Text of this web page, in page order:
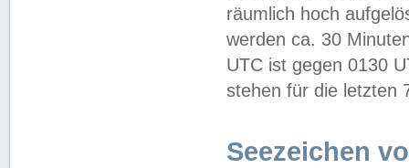
räumlich hoch
werden ca. 30
UTC ist gegen 0130
stehen für die letzten
Seezeichen